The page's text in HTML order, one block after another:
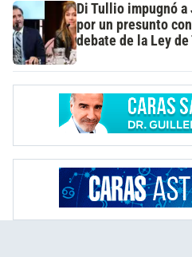
Di Tullio impugnó a
por un presunto
debate de la Ley